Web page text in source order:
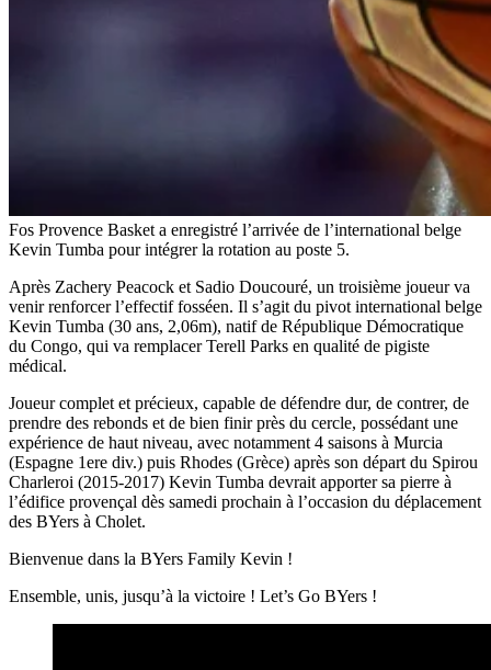
Fos Provence Basket a enregistré l’arrivée de l’international belge
Kevin Tumba pour intégrer la rotation au poste 5.
Après Zachery Peacock et Sadio Doucouré, un troisième joueur va
venir renforcer l’effectif fosséen. Il s’agit du pivot international belge
Kevin Tumba (30 ans, 2,06m), natif de République Démocratique
du Congo, qui va remplacer Terell Parks en qualité de pigiste
médical.
Joueur complet et précieux, capable de défendre dur, de contrer, de
prendre des rebonds et de bien finir près du cercle, possédant une
expérience de haut niveau, avec notamment 4 saisons à Murcia
(Espagne 1ere div.) puis Rhodes (Grèce) après son départ du Spirou
Charleroi (2015-2017) Kevin Tumba devrait apporter sa pierre à
l’édifice provençal dès samedi prochain à l’occasion du déplacement
des BYers à Cholet.
Bienvenue dans la BYers Family Kevin !
Ensemble, unis, jusqu’à la victoire ! Let’s Go BYers !